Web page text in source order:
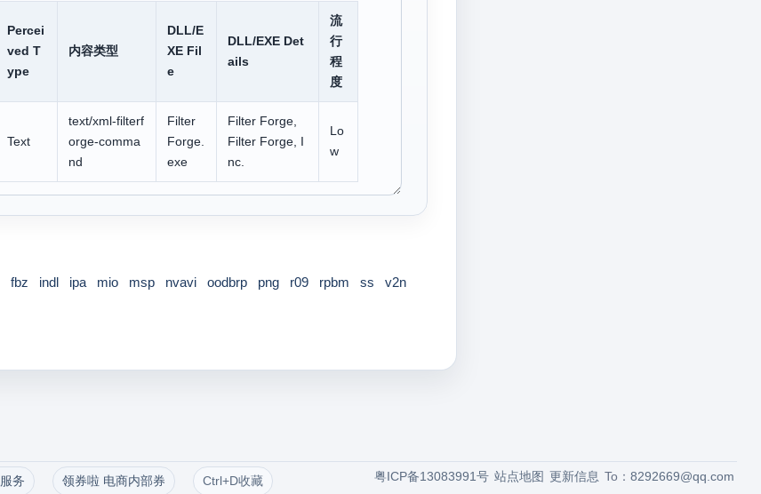
Percei
ved T
ype
内容类型
DLL/E
XE Fil
e
DLL/EXE Det
ails
流
行
程
度
Text
text/xml-filterf
orge-comma
nd
Filter
Forge.
exe
Filter Forge,
Filter Forge, I
nc.
Lo
w
fbz indl ipa mio msp nvavi oodbrp png r09 rpbm ss
v2n
务 领券啦 电商内部券 Ctrl+D收藏 To：8292669@qq.com
更新信息
站点地图
粤ICP备13083991号